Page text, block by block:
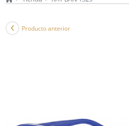
Producto anterior